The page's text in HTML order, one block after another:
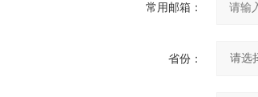
常用邮箱：
省份：